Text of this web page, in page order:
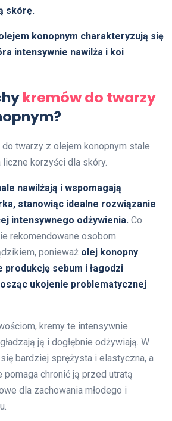
skórę.
konopnym charakteryzują się
intensywnie nawilża i koi
kremów do twarzy
twarzy z olejem konopnym stale
korzyści dla skóry.
nawilżają i wspomagają
stanowiąc idealne rozwiązanie
intensywnego odżywienia. Co
rekomendowane osobom
ponieważ olej konopny
sebum i łagodzi
ukojenie problematycznej
kremy te intensywnie
ją i dogłębnie odżywiają. W
bardziej sprężysta i elastyczna, a
chronić ją przed utratą
dla zachowania młodego i